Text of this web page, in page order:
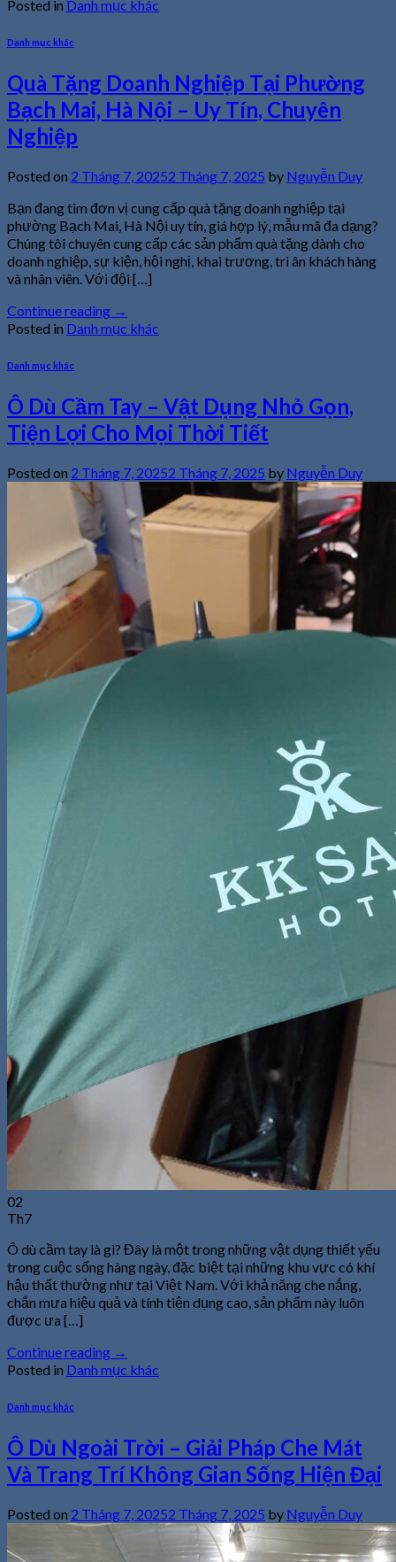
Posted in Danh mục khác
Danh mục khác
Quà Tặng Doanh Nghiệp Tại Phường
Bạch Mai, Hà Nội – Uy Tín, Chuyên
Nghiệp
Posted on 2 Tháng 7, 20252 Tháng 7, 2025 by Nguyễn Duy
Bạn đang tìm đơn vị cung cấp quà tặng doanh nghiệp tại
phường Bạch Mai, Hà Nội uy tín, giá hợp lý, mẫu mã đa dạng?
Chúng tôi chuyên cung cấp các sản phẩm quà tặng dành cho
doanh nghiệp, sự kiện, hội nghị, khai trương, tri ân khách hàng
và nhân viên. Với đội […]
Continue reading →
Posted in Danh mục khác
Danh mục khác
Ô Dù Cầm Tay – Vật Dụng Nhỏ Gọn,
Tiện Lợi Cho Mọi Thời Tiết
Posted on 2 Tháng 7, 20252 Tháng 7, 2025 by Nguyễn Duy
02
Th7
Ô dù cầm tay là gì? Đây là một trong những vật dụng thiết yếu
trong cuộc sống hàng ngày, đặc biệt tại những khu vực có khí
hậu thất thường như tại Việt Nam. Với khả năng che nắng,
chắn mưa hiệu quả và tính tiện dụng cao, sản phẩm này luôn
được ưa […]
Continue reading →
Posted in Danh mục khác
Danh mục khác
Ô Dù Ngoài Trời – Giải Pháp Che Mát
Và Trang Trí Không Gian Sống Hiện Đại
Posted on 2 Tháng 7, 20252 Tháng 7, 2025 by Nguyễn Duy